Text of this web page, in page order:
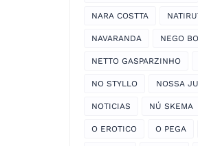
NARA COSTTA
NAVARANDA NEGO
NETTO GASPARZINHO
NO STYLLO NOSSA
NOTICIAS NÚ SKEMA
O EROTICO O PEGA